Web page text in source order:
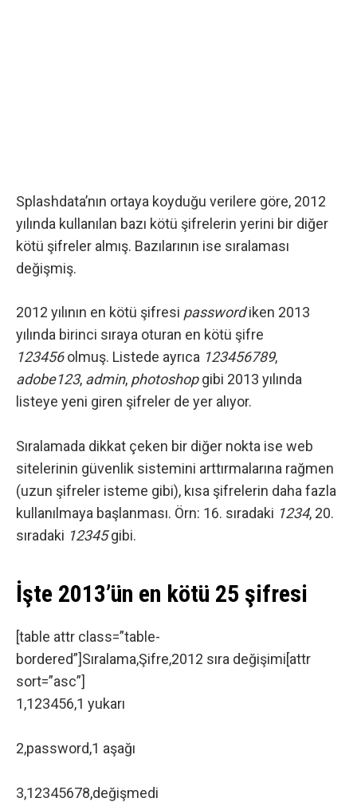
Splashdata’nın ortaya koyduğu verilere göre, 2012
yılında kullanılan bazı kötü şifrelerin yerini bir diğer
kötü şifreler almış. Bazılarının ise sıralaması
değişmiş.
2012 yılının en kötü şifresi passwordiken 2013
yılında birinci sıraya oturan en kötü şifre
123456olmuş. Listede ayrıca 123456789,
adobe123, admin, photoshopgibi 2013 yılında
listeye yeni giren şifreler de yer alıyor.
Sıralamada dikkat çeken bir diğer nokta ise web
sitelerinin güvenlik sistemini arttırmalarına rağmen
(uzun şifreler isteme gibi), kısa şifrelerin daha fazla
kullanılmaya başlanması. Örn: 16. sıradaki 1234, 20.
sıradaki 12345gibi.
İşte 2013’ün en kötü 25 şifresi
[table attr class=”table-
bordered”]Sıralama,Şifre,2012 sıra değişimi[attr
sort=”asc”]
1,123456,1 yukarı
2,password,1 aşağı
3,12345678,değişmedi